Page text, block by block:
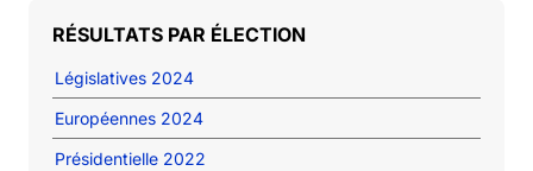
RÉSULTATS PAR ÉLECTION
Législatives 2024
Européennes 2024
Présidentielle 2022